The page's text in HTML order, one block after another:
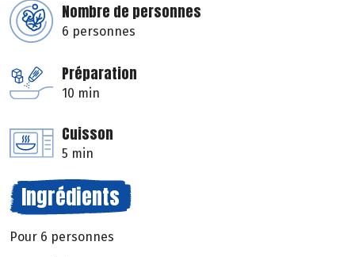
Nombre de personnes
6 personnes
Préparation
10 min
Cuisson
5 min
Ingrédients
Pour 6 personnes